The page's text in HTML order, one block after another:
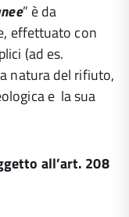
” è da
effettuato con
(ad es.
natura del rifiuto,
e la sua
all’art. 208